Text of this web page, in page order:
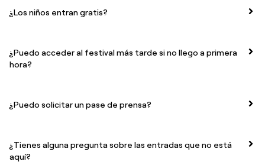
¿Los niños entran gratis?
¿Puedo acceder al festival más tarde si no llego a primera
hora?
¿Puedo solicitar un pase de prensa?
¿Tienes alguna pregunta sobre las entradas que no está
aquí?